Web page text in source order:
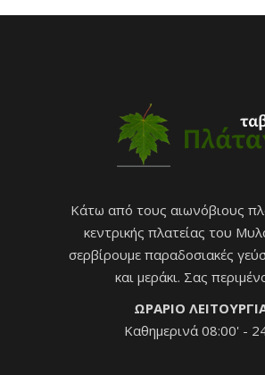
Κάτω από τους αιωνόβιους
κεντρικής πλατείας του
σερβίρουμε παραδοσιακές
και μεράκι. Σας
ΩΡΑΡΙΟ
Καθημερινά 08:00' -